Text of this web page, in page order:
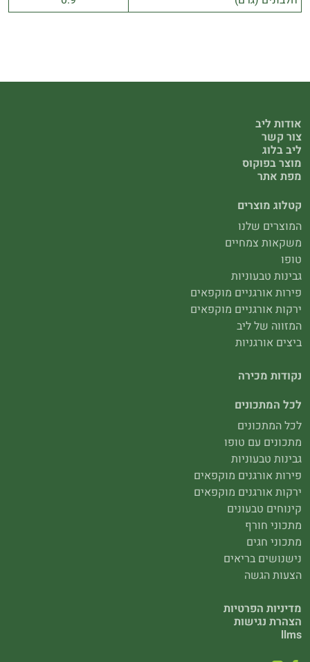
אודות ליב
צור קשר
ליב בלוג
מוצר בפוקוס
מפת אתר
קטלוג מוצרים
המוצרים שלנו
משקאות צמחיים
טופו
גבינות טבעוניות
פירות אורגניים מוקפאים
ירקות אורגניים מוקפאים
המזווה של ליב
ביצים אורגניות
נקודות מכירה
לכל המתכונים
לכל המתכונים
מתכונים עם טופו
גבינות טבעוניות
פירות אורגנים מוקפאים
ירקות אורגנים מוקפאים
קינוחים טבעונים
מתכוני חורף
מתכוני חגים
נישנושים בריאים
הצעות הגשה
מדיניות הפרטיות
הצהרת נגישות
llms